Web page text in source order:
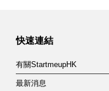
快速連結
有關StartmeupHK
最新消息